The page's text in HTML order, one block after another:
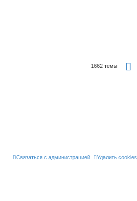
1662 темы
Удалить cookies
Связаться с администрацией